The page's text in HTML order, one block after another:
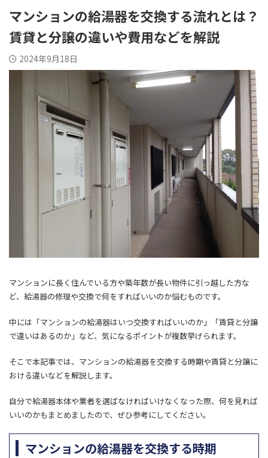
マンションの給湯器を交換する流れとは？
賃貸と分譲の違いや費用などを解説
2024年9月18日
マンションに長く住んでいる方や築年数が長い物件に引っ越した方な
ど、給湯器の修理や交換で何をすればいいのか悩むものです。
中には「マンションの給湯器はいつ交換すればいいのか」「賃貸と分譲
で違いはあるのか」など、気になるポイントが複数挙げられます。
そこで本記事では、マンションの給湯器を交換する時期や賃貸と分譲に
おける違いなどを解説します。
自分で給湯器本体や業者を選ばなければいけなくなった際、何を見れば
いいのかもまとめましたので、ぜひ参考にしてください。
マンションの給湯器を交換する時期